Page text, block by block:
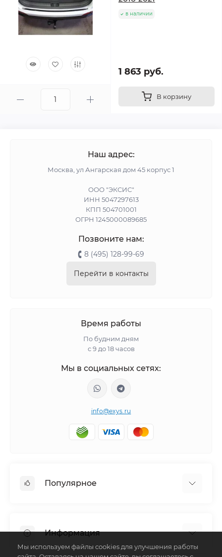
в наличии
1 863 руб.
В корзину
Наш адрес:
Москва, ул Ангарская дом 45 корпус 1
ООО "ЭКСИС"
ИНН 5047297613
КПП 504701001
ОГРН 1245000089685
Позвоните нам:
8 (495) 128-99-69
Перейти в контакты
Время работы
По будним дням
с 9 до 18 часов
Мы в социальных сетях:
info@exys.ru
Популярное
Багажники на крышу
Фаркопы
Информация
Мы используем файлы cookies для улучшения работы